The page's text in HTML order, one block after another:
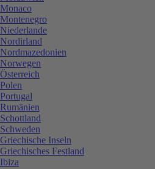
Monaco
Montenegro
Niederlande
Nordirland
Nordmazedonien
Norwegen
Österreich
Polen
Portugal
Rumänien
Schottland
Schweden
Griechische Inseln
Griechisches Festland
Ibiza